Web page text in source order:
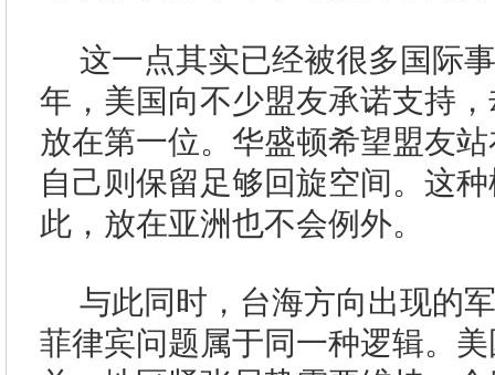
这一点其实已经被很多国际
年，美国向不少盟友承诺支持
放在第一位。华盛顿希望盟友
自己则保留足够回旋空间。这
此，放在亚洲也不会例外。
与此同时，台海方向出现的
菲律宾问题属于同一种逻辑。